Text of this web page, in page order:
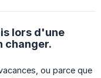
lors d'une
changer.
ou parce que